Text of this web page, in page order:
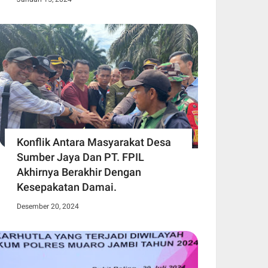
Konflik Antara Masyarakat Desa
Sumber Jaya Dan PT. FPIL
Akhirnya Berakhir Dengan
Kesepakatan Damai.
Desember 20, 2024